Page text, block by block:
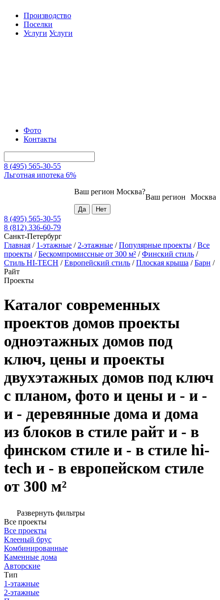
Производство
Поселки
Услуги Услуги
Фото
Контакты
8 (495) 565-30-55
Льготная ипотека 6%
Москва
Ваш регион
Ваш регион Москва?
8 (495) 565-30-55
8 (812) 336-60-79
Санкт-Петербург
Главная / 1-этажные / 2-этажные /Популярные проекты /Все
проекты /Бескомпромиссные от 300 м² /Финский стиль /
Стиль HI-TECH /Европейский стиль /Плоская крыша /Барн /
Райт
Проекты
Каталог современных
проектов домов проекты
одноэтажных домов под
ключ, цены и проекты
двухэтажных домов под ключ
с планом, фото и цены и - и -
и - деревянные дома и дома
из блоков в стиле райт и - в
финском стиле и - в стиле hi-
tech и - в европейском стиле
от 300 м²
Развернуть фильтры
Все проекты
Все проекты
Клееный брус
Комбинированные
Каменные дома
Авторские
Тип
1-этажные
2-этажные